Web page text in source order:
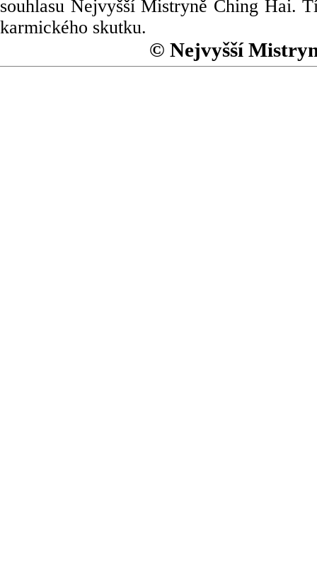
souhlasu Nejvyšší Mistryně Ching Hai.
karmického skutku.
© Nejvyšší